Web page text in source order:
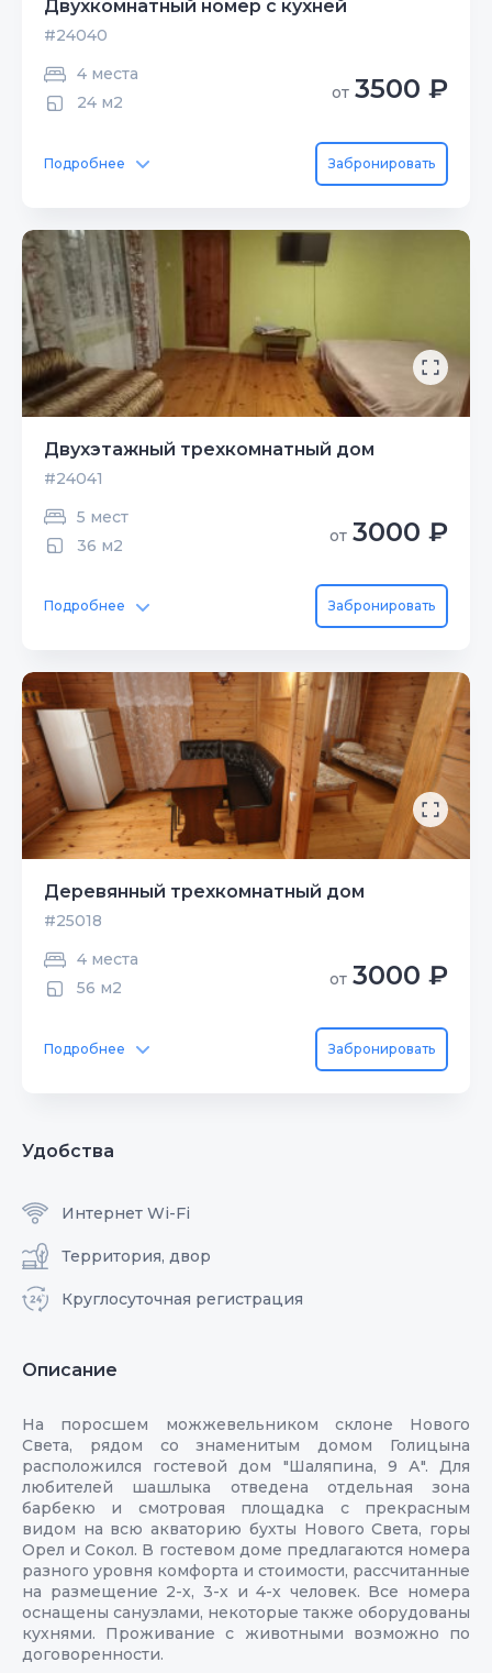
Двухкомнатный номер с кухней
#24040
4 места
24 м2
от 3500 ₽
Подробнее Забронировать
Двухэтажный трехкомнатный дом
#24041
5 мест
36 м2
от 3000 ₽
Подробнее Забронировать
Деревянный трехкомнатный дом
#25018
4 места
56 м2
от 3000 ₽
Подробнее Забронировать
Удобства
Интернет Wi-Fi
Территория, двор
Круглосуточная регистрация
Описание
На поросшем можжевельником склоне Нового
Света, рядом со знаменитым домом Голицына
расположился гостевой дом "Шаляпина, 9 А". Для
любителей шашлыка отведена отдельная зона
барбекю и смотровая площадка с прекрасным
видом на всю акваторию бухты Нового Света, горы
Орел и Сокол. В гостевом доме предлагаются номера
разного уровня комфорта и стоимости, рассчитанные
на размещение 2-х, 3-х и 4-х человек. Все номера
оснащены санузлами, некоторые также оборудованы
кухнями. Проживание с животными возможно по
договоренности.